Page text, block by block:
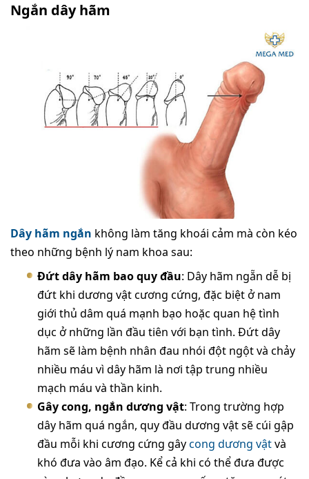
Ngắn dây hãm
Dây hãm ngắn không làm tăng khoái cảm mà còn kéo
theo những bệnh lý nam khoa sau:
Đứt dây hãm bao quy đầu: Dây hãm ngẵn dễ bị
đứt khi dương vật cương cứng, đặc biệt ở nam
giới thủ dâm quá mạnh bạo hoặc quan hệ tình
dục ở những lần đầu tiên với bạn tình. Đứt dây
hãm sẽ làm bệnh nhân đau nhói đột ngột và chảy
nhiều máu vì dây hãm là nơi tập trung nhiều
mạch máu và thần kinh.
Gây cong, ngắn dương vật: Trong trường hợp
dây hãm quá ngắn, quy đầu dương vật sẽ cúi gập
đầu mỗi khi cương cứng gâycong dương vậtvà
khó đưa vào âm đạo. Kể cả khi có thể đưa được